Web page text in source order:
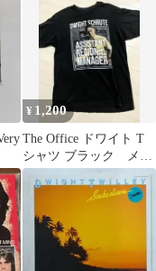
¥ 1,200
The Office ドワイト T
シャツ ブラック メン
ズL